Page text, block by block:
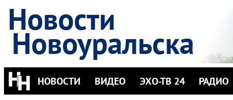
Новости
Новоуральска
НОВОСТИ ВИДЕО ЭХО-ТВ 24 РАДИО